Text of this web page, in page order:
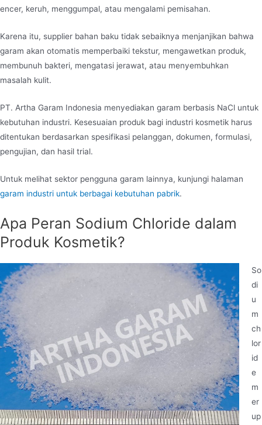
encer, keruh, menggumpal, atau mengalami pemisahan.
Karena itu, supplier bahan baku tidak sebaiknya menjanjikan bahwa
garam akan otomatis memperbaiki tekstur, mengawetkan produk,
membunuh bakteri, mengatasi jerawat, atau menyembuhkan
masalah kulit.
PT. Artha Garam Indonesia menyediakan garam berbasis NaCl untuk
kebutuhan industri. Kesesuaian produk bagi industri kosmetik harus
ditentukan berdasarkan spesifikasi pelanggan, dokumen, formulasi,
pengujian, dan hasil trial.
Untuk melihat sektor pengguna garam lainnya, kunjungi halaman
garam industri untuk berbagai kebutuhan pabrik.
Apa Peran Sodium Chloride dalam
Produk Kosmetik?
So
di
u
m
ch
lor
id
e
m
er
up